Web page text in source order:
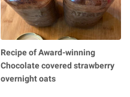
Recipe of Award-winning
Chocolate covered strawberry
overnight oats